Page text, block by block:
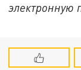
электронную